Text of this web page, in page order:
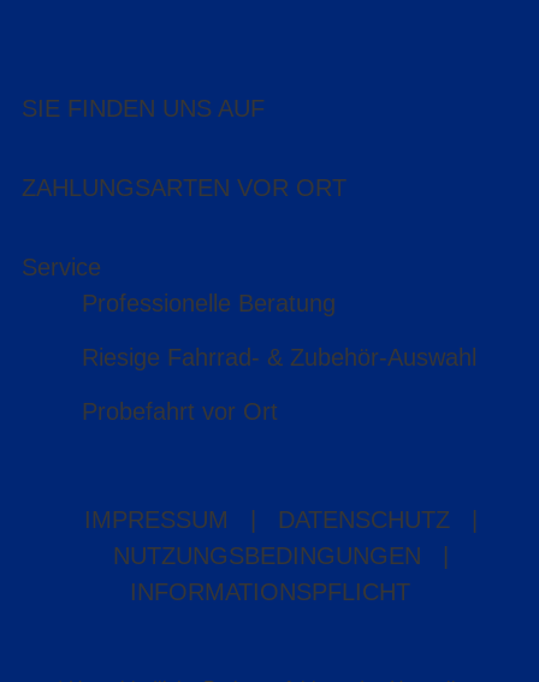
SIE FINDEN UNS AUF
ZAHLUNGSARTEN VOR ORT
Service
Professionelle Beratung
Riesige Fahrrad- & Zubehör-Auswahl
Probefahrt vor Ort
IMPRESSUM DATENSCHUTZ
NUTZUNGSBEDINGUNGEN
INFORMATIONSPFLICHT